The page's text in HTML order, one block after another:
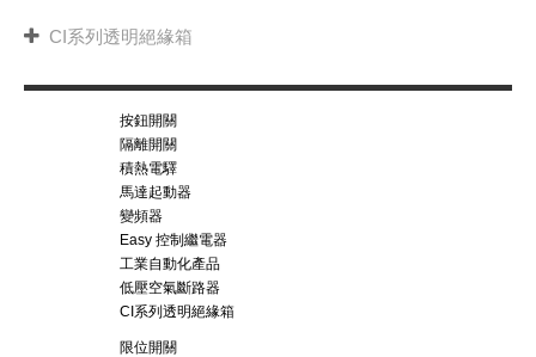
CI系列透明絕緣箱
按鈕開關
隔離開關
積熱電驛
馬達起動器
變頻器
Easy 控制繼電器
工業自動化產品
低壓空氣斷路器
CI系列透明絕緣箱
限位開關